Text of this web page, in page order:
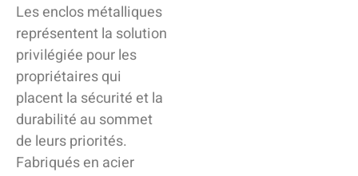
Les enclos métalliques
représentent la solution
privilégiée pour les
propriétaires qui
placent la sécurité et la
durabilité au sommet
de leurs priorités.
Fabriqués en acier